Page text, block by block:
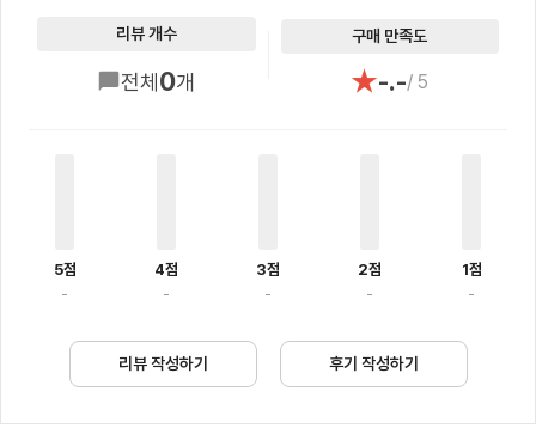
리뷰 개수
전체0개
구매 만족도
★-.-/ 5
5점
-
4점
-
3점
-
2점
-
1점
-
리뷰 작성하기 후기 작성하기